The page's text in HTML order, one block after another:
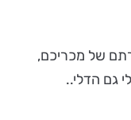
של מכריכם,
גם הדלי..